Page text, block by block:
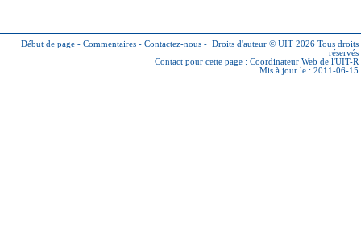
Début de page - Commentaires - Contactez-nous - Droits d'auteur © UIT 2026 Tous droits
réservés
Contact pour cette page : Coordinateur Web de l'UIT-R
Mis à jour le : 2011-06-15